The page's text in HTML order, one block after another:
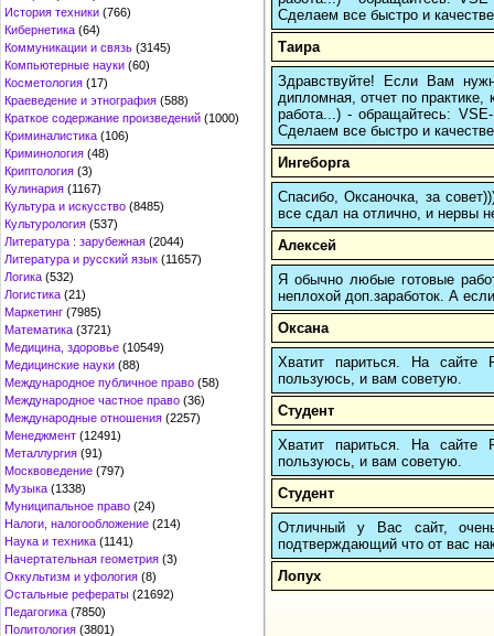
История техники (766)
Кибернетика (64)
Коммуникации и связь (3145)
Компьютерные науки (60)
Косметология (17)
Краеведение и этнография (588)
Краткое содержание произведений (1000)
Криминалистика (106)
Криминология (48)
Криптология (3)
Кулинария (1167)
Культура и искусство (8485)
Культурология (537)
Литература : зарубежная (2044)
Литература и русский язык (11657)
Логика (532)
Логистика (21)
Маркетинг (7985)
Математика (3721)
Медицина, здоровье (10549)
Медицинские науки (88)
Международное публичное право (58)
Международное частное право (36)
Международные отношения (2257)
Менеджмент (12491)
Металлургия (91)
Москвоведение (797)
Музыка (1338)
Муниципальное право (24)
Налоги, налогообложение (214)
Наука и техника (1141)
Начертательная геометрия (3)
Оккультизм и уфология (8)
Остальные рефераты (21692)
Педагогика (7850)
Политология (3801)
Сделаем все быстро и
Таира
Здравствуйте! Если Вам
дипломная, отчет по
работа...) - обращайтесь:
Сделаем все быстро и
Ингеборга
Спасибо, Оксаночка, за
все сдал на отлично, и нервы
Алексей
Я обычно любые готовые
неплохой доп.заработок. А
Оксана
Хватит париться. На
пользуюсь, и вам советую.
Студент
Хватит париться. На
пользуюсь, и вам советую.
Студент
Отличный у Вас сайт,
подтверждающий что от вас
Лопух